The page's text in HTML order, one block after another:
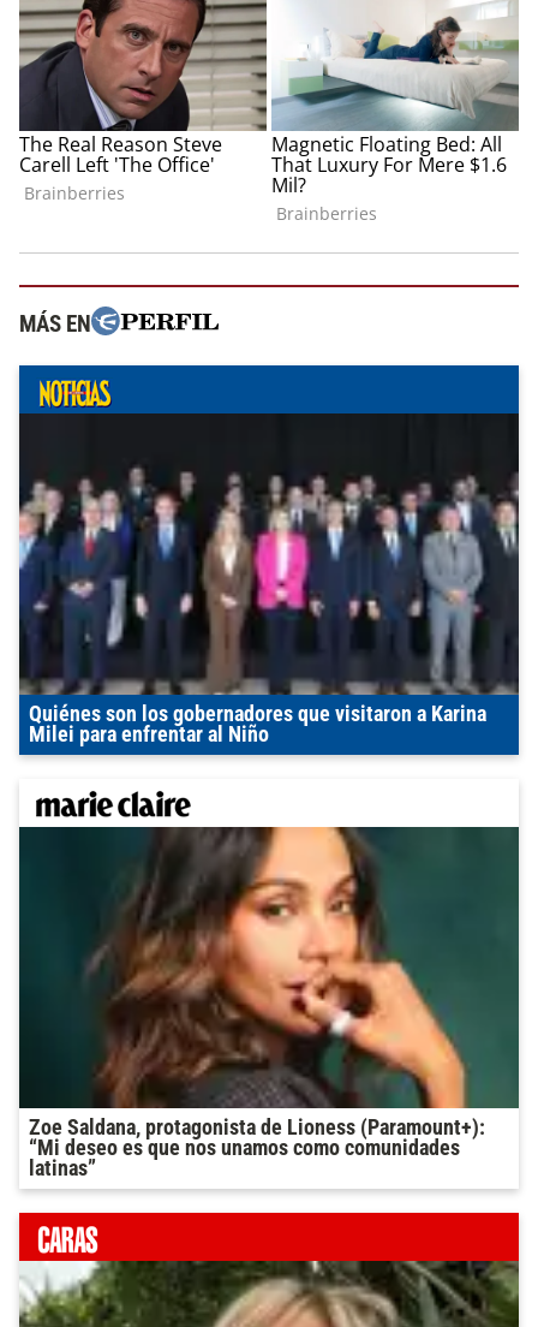
MÁS EN
Quiénes son los gobernadores que visitaron a Karina
Milei para enfrentar al Niño
Zoe Saldana, protagonista de Lioness (Paramount+):
“Mi deseo es que nos unamos como comunidades
latinas”